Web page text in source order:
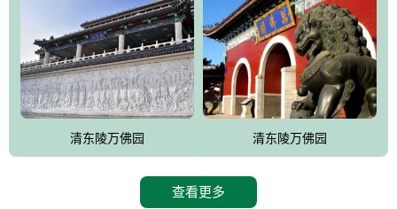
区建设中寻求陵园建设与景区建设的有机融合，充分发挥独一无二
的地形优势，打造现代艺术园林，建设旅游景观、寺庙、酒店等综
合服务设施，服务于陵园经营，使企业的多元化经营项目相互依
托、相互促进，园区绿化覆盖率达90%。
设计建造各种墓地墓位3万个；主体建筑金宝塔，墓位容量8万个，
能适应不同消费阶层的需求，为客户提供墓碑设计制作服务、特色
清东陵万佛园 清东陵万佛园
查看更多